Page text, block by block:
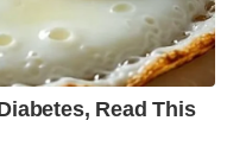
Read This